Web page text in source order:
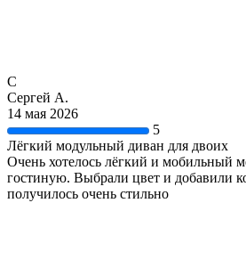
С
Сергей А.
14 мая 2026
5
Лёгкий модульный диван для двоих
Очень хотелось лёгкий и мобильный
гостиную. Выбрали цвет и добавили
получилось очень стильно